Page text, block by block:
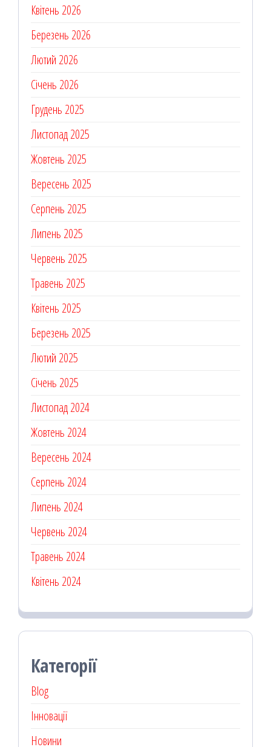
Квітень 2026
Березень 2026
Лютий 2026
Січень 2026
Грудень 2025
Листопад 2025
Жовтень 2025
Вересень 2025
Серпень 2025
Липень 2025
Червень 2025
Травень 2025
Квітень 2025
Березень 2025
Лютий 2025
Січень 2025
Листопад 2024
Жовтень 2024
Вересень 2024
Серпень 2024
Липень 2024
Червень 2024
Травень 2024
Квітень 2024
Категорії
Blog
Інновації
Новини